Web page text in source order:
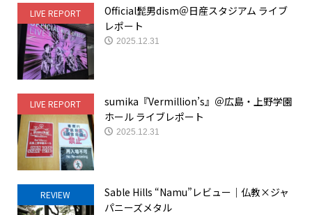
LIVE REPORT
Official髭男dism＠日産スタジアム ライブ
レポート
2025.12.31
LIVE REPORT
sumika『Vermillion’s』＠広島・上野学園
ホール ライブレポート
2025.12.31
REVIEW
Sable Hills “Namu”レビュー｜仏教×ジャ
パニーズメタル